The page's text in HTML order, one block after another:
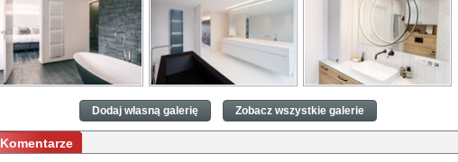
sprawdzi się w łazience?
sprawdzi się w łazience?
sprawdzi się w łazience?
Dodaj własną galerię Zobacz wszystkie galerie
Komentarze